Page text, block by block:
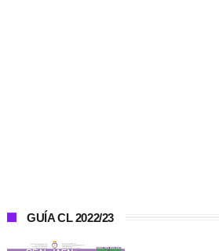
GUÍA CL 2022/23